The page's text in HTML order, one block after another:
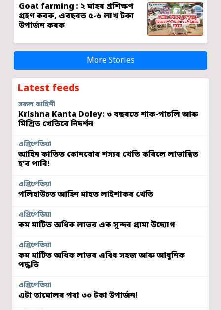
Goat farming : ২ মাহৰ প্ৰশিক্ষণ
গ্ৰহণ কৰক, এবছৰত ৫-৬ লাখ টকা
উপাৰ্জন কৰক
More Stories
Latest feeds
সফল কাহিনী
Krishna Kanta Doley: ৩ বছৰতে শাক-পাচলি আৰু
মিশ্ৰিত খেতিৰে নিদৰ্শন
এগ্ৰিপেডিয়া
আহিন কাতিত কোনবোৰ শস্যৰ খেতি কৰিলে লাভান্বিত
হ’ব পাৰি!
এগ্ৰিপেডিয়া
পলিহাউচত আহিন মাহত লাইশাকৰ খেতি
এগ্ৰিপেডিয়া
কম মাটিত অধিক লাভৰ এক সুন্দৰ গ্ৰাম্য উদ্যোগ
এগ্ৰিপেডিয়া
কম মাটিত অধিক লাভৰ এবিধ সহজ আৰু আধুনিক
পদ্ধতি
এগ্ৰিপেডিয়া
এটা তামোলৰ পৰা ৩০ টকা উপাৰ্জন!